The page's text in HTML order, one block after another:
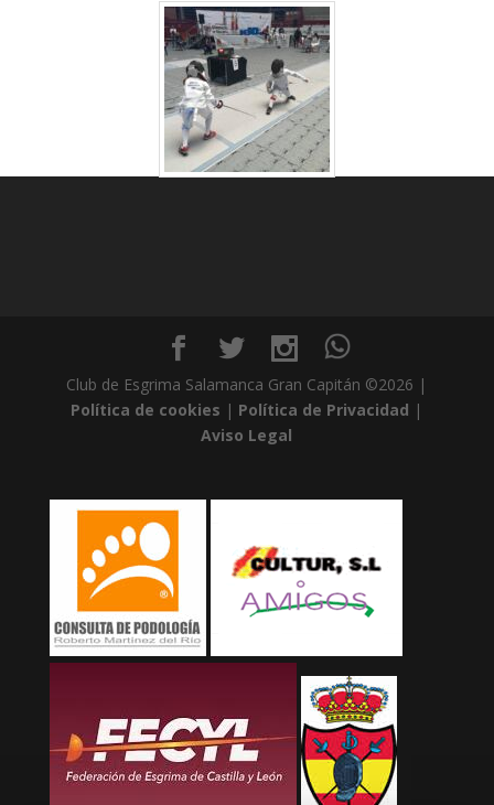
Club de Esgrima Salamanca Gran Capitán ©2026 |
Política de cookies | Política de Privacidad |
Aviso Legal